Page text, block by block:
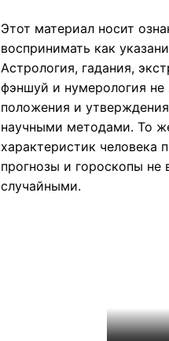
Этот материал носит
воспринимать как
Астрология, гадания,
фэншуй и нумерология
положения и
научными методами. То
характеристик человека
прогнозы и гороскопы не
случайными.